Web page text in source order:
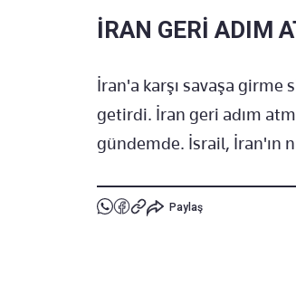
İRAN GERİ ADIM
İran'a karşı savaşa girme
getirdi. İran geri adım
gündemde. İsrail, İran'ın
Paylaş